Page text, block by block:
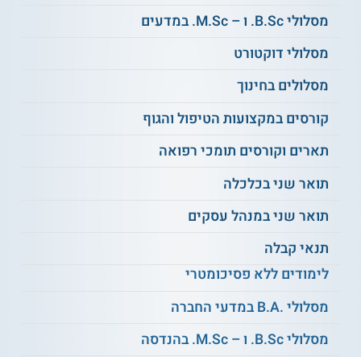
עיבוד שפה טבעית
עיבוד תמונות ספרתי
קבלת החלטות ותכנון
ראייה חישובית
וביולוגית
אלגוריתמים
אבולוציוניים
לתואר שני בהתמחות ביו אינפורמטיקה. בפקולטה למדעי הטבע
מסלולי B.Sc. ו – M.Sc. במדעים
מסלולי דוקטורט
מסלולים בחינוך
קורסים במקצועות הטיפול והגוף
תארים וקורסים תומכי רפואה
תואר שני בכלכלה
תואר שני במנהל עסקים
תנאי קבלה
לימודים ללא פסיכומטרי
מסלולי .B.A במדעי החברה
מסלולי B.Sc. ו – M.Sc. בהנדסה